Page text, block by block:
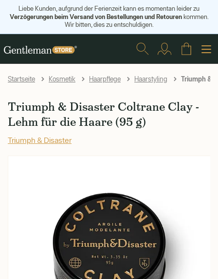
Liebe Kunden, aufgrund der Ferienzeit kann es momentan leider zu
Verzögerungen beim Versand von Bestellungen und Retourenkommen.
Wir bitten, dies zu entschuldigen.
Startseite Kosmetik Haarpflege Haarstyling Triumph &
Triumph & Disaster Coltrane Clay -
Lehm für die Haare (95 g)
Triumph & Disaster